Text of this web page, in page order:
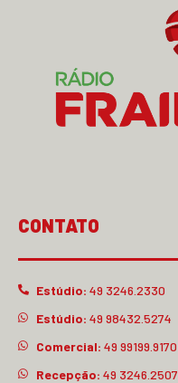
CONTATO
Estúdio: 49 3246.2330
Estúdio: 49 98432.5274
Comercial: 49 99199.9170
Recepção: 49 3246.2507